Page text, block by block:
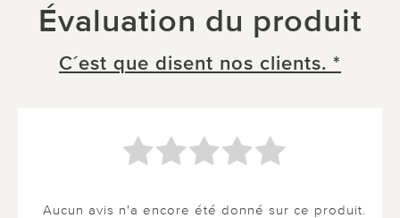
Évaluation du produit
C´est que disent nos clients. *
Aucun avis n'a encore été donné sur ce produit.